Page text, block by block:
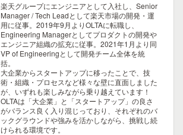
楽天グループにエンジニアとして入社し、Senior
Manager / Tech Leadとして楽天市場の開発・運
用に従事。2019年9月よりOLTAに転職し、
Engineering Managerとしてプロダクトの開発や
エンジニア組織の拡充に従事。2021年1月より同
VP of Engineeringとして開発チーム全体を統
括。
大企業からスタートアップに移ったことで、技
術・組織・プロセスなど様々な壁に直面しました
が、いずれも楽しみながら乗り越えています！
OLTAは「大企業」と「スタートアップ」の良さ
がバランス良く入り混じっており、それぞれのバ
ックグラウンドや強みを活かしながら、挑戦し続
けられる環境です。